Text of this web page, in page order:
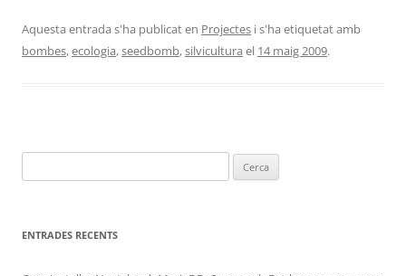
Aquesta entrada s'ha publicat en Projectes i s'ha etiquetat amb
bombes,ecologia,seedbomb,silvicultura el 14 maig 2009.
ENTRADES RECENTS